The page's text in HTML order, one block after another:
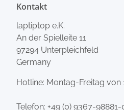
Kontakt
laptiptop e.K.
An der Spielleite 11
97294 Unterpleichfeld
Germany
Hotline: Montag-Freitag von
Telefon: +49 (0) 9367-98881-